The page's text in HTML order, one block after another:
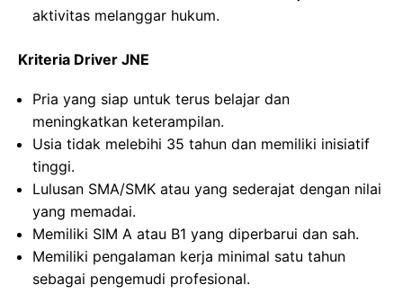
aktivitas melanggar hukum.
Kriteria Driver JNE
Pria yang siap untuk terus belajar dan
meningkatkan keterampilan.
Usia tidak melebihi 35 tahun dan memiliki inisiatif
tinggi.
Lulusan SMA/SMK atau yang sederajat dengan nilai
yang memadai.
Memiliki SIM A atau B1 yang diperbarui dan sah.
Memiliki pengalaman kerja minimal satu tahun
sebagai pengemudi profesional.